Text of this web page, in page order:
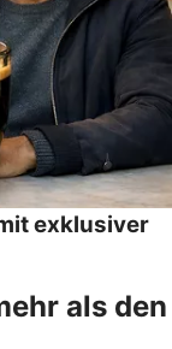
exklusiver
als den